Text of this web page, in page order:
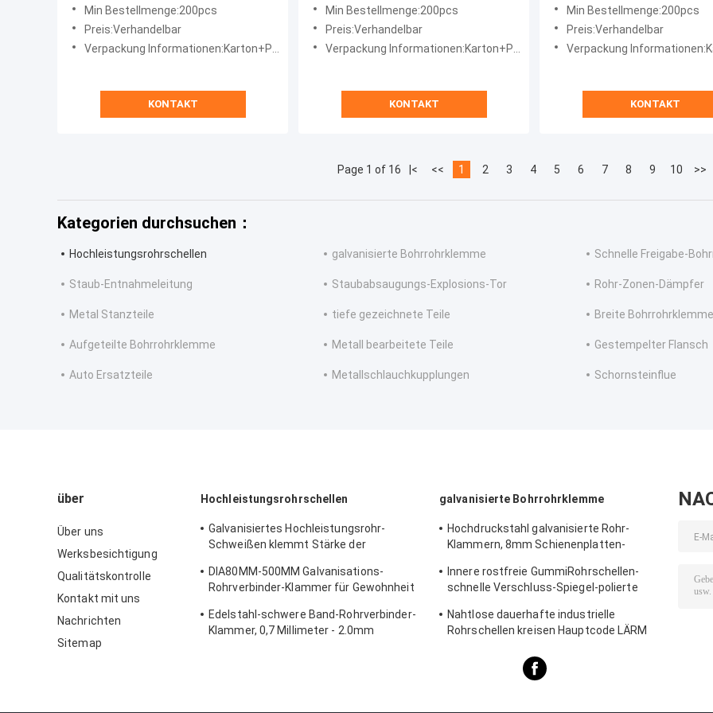
Ventilation Ducts
Min Bestellmenge:200pcs
Preis:Verhandelbar
Verpackung Informationen:Karton+Palette/Holzkiste
KONTAKT
Min Bestellmenge:200pcs
Preis:Verhandelbar
Verpackung Informationen:Karton+Palette/Holzkiste
KONTAKT
Staubabsaugsysteme in
Min Bestellmenge:200pcs
Preis:Verhandelbar
Verpackung
KONTAKT
Page 1 of 16 |< << 1 2 3 4 5 6 7 8 9 10 >>
Kategorien durchsuchen：
Hochleistungsrohrschellen galvanisierte Bohrrohrklemme Schnelle Freigabe-
Staub-Entnahmeleitung Staubabsaugungs-Explosions-Tor Rohr-Zonen-Dämpfer
Metal Stanzteile tiefe gezeichnete Teile Breite Bohrrohrklemme
Aufgeteilte Bohrrohrklemme Metall bearbeitete Teile Gestempelter Flansch
Auto Ersatzteile Metallschlauchkupplungen Schornsteinflue
über
Über uns
Werksbesichtigung
Qualitätskontrolle
Kontakt mit uns
Nachrichten
Sitemap
Hochleistungsrohrschellen
Galvanisiertes Hochleistungsrohr-
Schweißen klemmt Stärke der
DIA80MM-500MM Galvanisations-
Rohrverbinder-Klammer für Gewohnheit
Edelstahl-schwere Band-Rohrverbinder-
Klammer, 0,7 Millimeter - 2.0mm
galvanisierte Bohrrohrklemme
Hochdruckstahl galvanisierte Rohr-
Klammern, 8mm Schienenplatten-
Innere rostfreie GummiRohrschellen-
schnelle Verschluss-Spiegel-polierte
Nahtlose dauerhafte industrielle
Rohrschellen kreisen Hauptcode LÄRM